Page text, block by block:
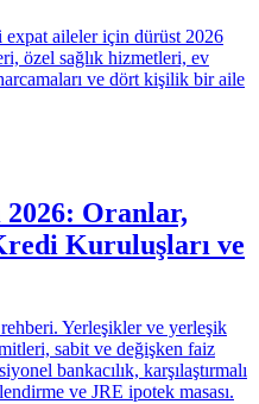
expat aileler için dürüst 2026
özel sağlık hizmetleri, ev
ve dört kişilik bir aile
Oranlar,
Kuruluşları ve
Yerleşikler ve yerleşik
sabit ve değişken faiz
bankacılık, karşılaştırmalı
ve JRE ipotek masası.